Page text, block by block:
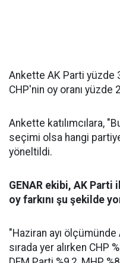
Ankette AK Parti yüzde
CHP'nin oy oranı yüzde
Ankette katılımcılara,
seçimi olsa hangi
yöneltildi.
GENAR ekibi, AK Parti
oy farkını şu şekilde
"Haziran ayı
sırada yer alırken CHP